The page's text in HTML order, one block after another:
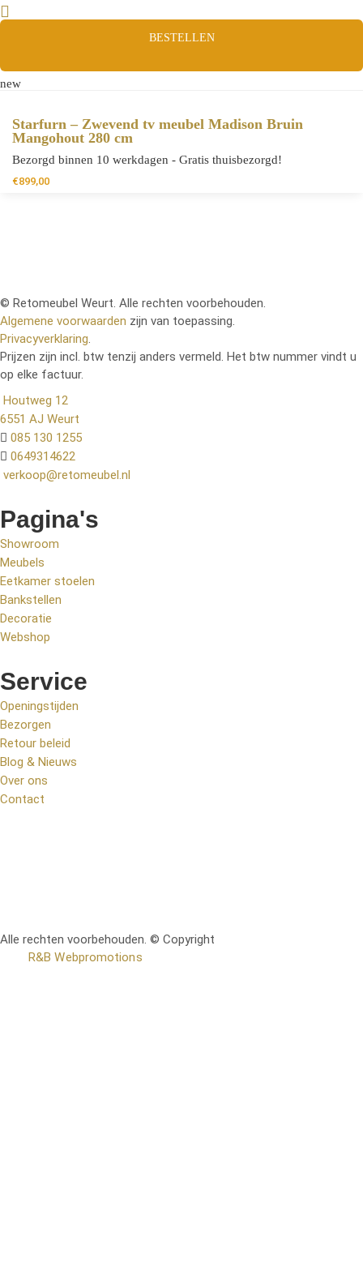
BESTELLEN
new
Starfurn – Zwevend tv meubel Madison Bruin
Mangohout 280 cm
Bezorgd binnen 10 werkdagen - Gratis thuisbezorgd!
€899,00
© Retomeubel Weurt. Alle rechten voorbehouden.
Algemene voorwaarden zijn van toepassing.
Privacyverklaring.
Prijzen zijn incl. btw tenzij anders vermeld. Het btw nummer vindt u
op elke factuur.
Houtweg 12
6551 AJ Weurt
085 130 1255
0649314622
verkoop@retomeubel.nl
Pagina's
Showroom
Meubels
Eetkamer stoelen
Bankstellen
Decoratie
Webshop
Service
Openingstijden
Bezorgen
Retour beleid
Blog & Nieuws
Over ons
Contact
Alle rechten voorbehouden. © Copyright
R&B Webpromotions